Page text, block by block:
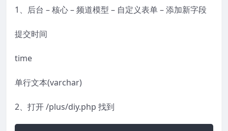
1、后台 – 核心 – 频道模型 – 自定义表单 – 添加新字段
提交时间
time
单行文本(varchar)
2、打开 /plus/diy.php 找到